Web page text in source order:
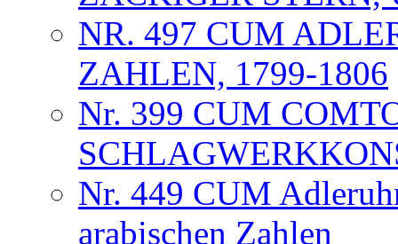
NR. 497 CUM
ZAHLEN, 1799-1806
Nr. 399 CUM
Nr. 449 CUM
arabischen Zahlen